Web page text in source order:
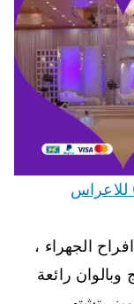
تأجير بست افراح الجهراء 66875552 للاعراس
الجهراء ،
رائعة